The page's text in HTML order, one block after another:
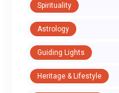
Spirituality
Astrology
Guiding Lights
Heritage & Lifestyle